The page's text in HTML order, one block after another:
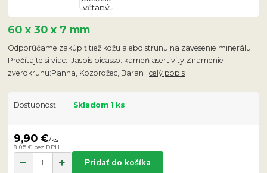
60 x 30 x 7 mm
Odporúčame zakúpiť tiež kožu alebo strunu na zavesenie minerálu.
Prečítajte si viac: Jaspis picasso: kameň asertivity Znamenie
zverokruhu:Panna, Kozorožec, Barancelý popis
Dostupnosť Skladom 1 ks
9,90 €/ks
8,05 € bez DPH
Pridať do košíka